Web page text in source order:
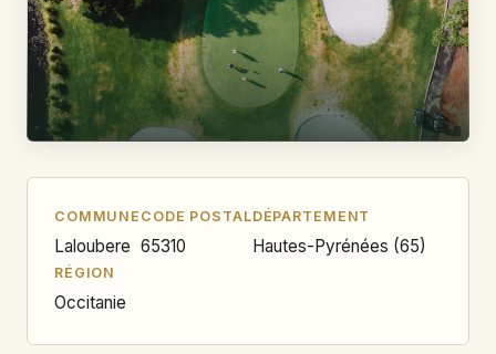
COMMUNE
Laloubere
CODE POSTAL
65310
DÉPARTEMENT
Hautes-Pyrénées (65)
RÉGION
Occitanie